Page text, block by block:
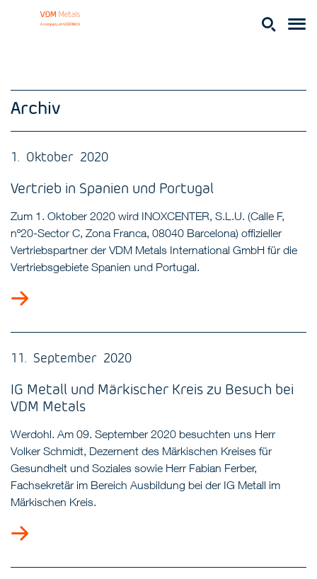
Archiv
1. Oktober 2020
Vertrieb in Spanien und Portugal
Zum 1. Oktober 2020 wird INOXCENTER, S.L.U. (Calle F,
nº20-Sector C, Zona Franca, 08040 Barcelona) offizieller
Vertriebspartner der VDM Metals International GmbH für die
Vertriebsgebiete Spanien und Portugal.
11. September 2020
IG Metall und Märkischer Kreis zu Besuch bei
VDM Metals
Werdohl. Am 09. September 2020 besuchten uns Herr
Volker Schmidt, Dezernent des Märkischen Kreises für
Gesundheit und Soziales sowie Herr Fabian Ferber,
Fachsekretär im Bereich Ausbildung bei der IG Metall im
Märkischen Kreis.